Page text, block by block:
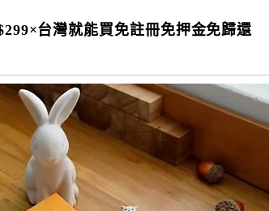
台灣就能買免註冊免押金免歸還